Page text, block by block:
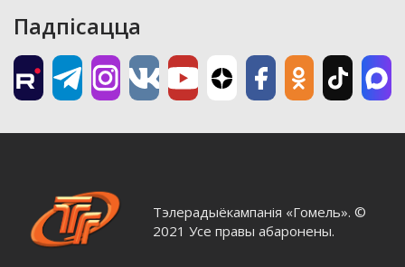
Падпісацца
Тэлерадыёкампанія «Гомель». ©
2021 Усе правы абаронены.